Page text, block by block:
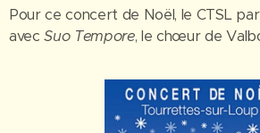
Pour ce concert de Noël, le CTSL
avecSuo Tempore, le chœur de